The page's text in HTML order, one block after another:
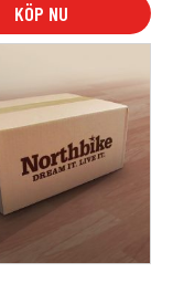
KÖP NU